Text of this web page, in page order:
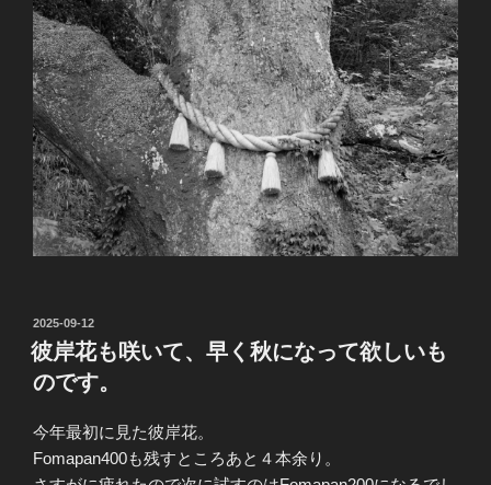
投
稿
日:
2025-09-12
彼岸花も咲いて、早く秋になって欲しいも
のです。
今年最初に見た彼岸花。
Fomapan400も残すところあと４本余り。